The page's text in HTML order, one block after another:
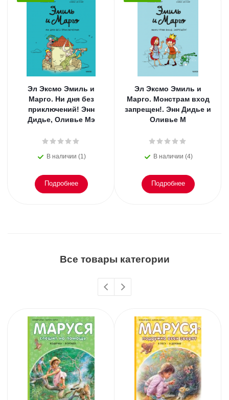
Эл Эксмо Эмиль и
Марго. Ни дня без
приключений! Энн
Дидье, Оливье Мэ
В наличии (1)
Подробнее
Эл Эксмо Эмиль и
Марго. Монстрам вход
запрещен!. Энн Дидье и
Оливье М
В наличии (4)
Подробнее
Все товары категории